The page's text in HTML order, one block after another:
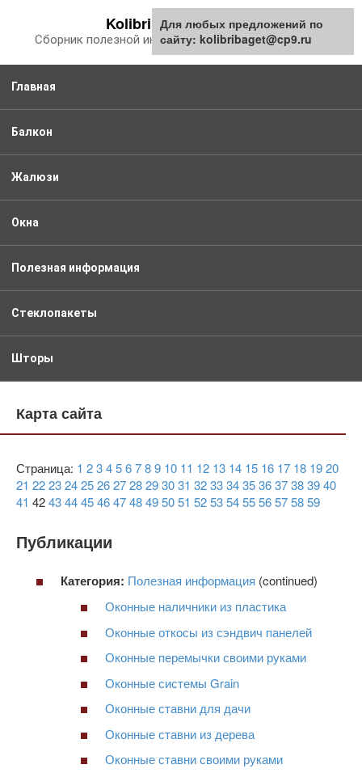
контенту
Kolibribaget.ru
Сборник полезной информации про балкон
Главная
Балкон
Жалюзи
Окна
Полезная информация
Стеклопакеты
Шторы
Карта сайта
Страница: 1 23456789 10 11 12 13 14 15 16 17 18 1920
21 22232425262728293031 323334353637383940
41 42434445464748495051 5253545556575859
Публикации
Категория: Полезная информация (continued)
Оконные наличники из пластика
Оконные откосы из сэндвич панелей
Оконные перемычки своими руками
Оконные системы Grain
Оконные ставни для дачи
Оконные ставни из дерева
Оконные ставни своими руками
Для любых предложений по
сайту: kolibribaget@cp9.ru